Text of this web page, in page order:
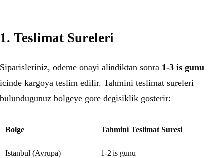
1. Teslimat Sureleri
Siparisleriniz, odeme onayi alindiktan sonra 1-3 is gunu
icinde kargoya teslim edilir. Tahmini teslimat sureleri
bulundugunuz bolgeye gore degisiklik gosterir:
Bolge Tahmini Teslimat Suresi
Istanbul (Avrupa) 1-2 is gunu